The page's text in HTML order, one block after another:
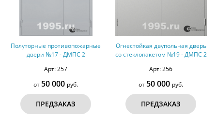
Полуторные противопожарные
двери №17 - ДМПС 2
Арт: 257
от 50 000 руб.
ПРЕДЗАКАЗ
Огнестойкая двупольная дверь
со стеклопакетом №19 - ДМПС 2
Арт: 256
от 50 000 руб.
ПРЕДЗАКАЗ